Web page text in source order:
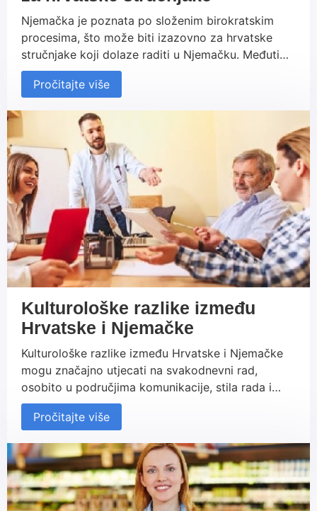
Njemačka je poznata po složenim birokratskim
procesima, što može biti izazovno za hrvatske
stručnjake koji dolaze raditi u Njemačku. Međutim,
uz pravu pripremu i informacije, moguće je
uspješno savladati sve prepreke. U ovom vodiču
prevladavanje najvažnijih birokratskih zahtjeva
kako biste se uspješno integrirali u njemačko
radno okruženje.
Pročitajte više
Kulturološke razlike između
Hrvatske i Njemačke
Kulturološke razlike između Hrvatske i Njemačke
mogu značajno utjecati na svakodnevni rad,
osobito u područjima komunikacije, stila rada i
hijerarhije. Dok njemačka radna kultura naglašava
točnost, izravnu komunikaciju i jasnu odvojenost
radnici često naglašavaju fleksibilnost i osobne
odnose. Razumijevanje ovih razlika ključno je za
uspješnu suradnju i prilagodbu u njemačkom
radnom okruženju.
Pročitajte više